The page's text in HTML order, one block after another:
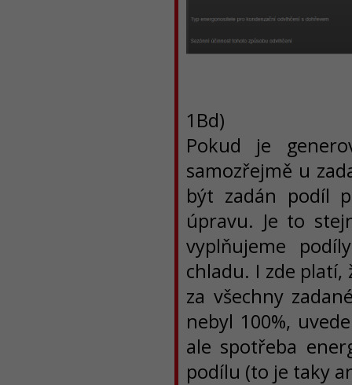
1Bd)
Pokud je
samozřejmě u
být zadán podíl
úpravu. Je to
vyplňujeme
chladu. I zde
za všechny
nebyl 100%,
ale spotřeba
podílu (to je taky